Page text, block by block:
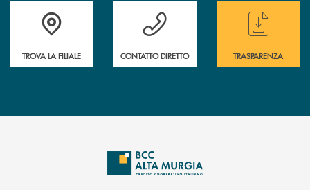
Accedi all' elenco completo delle filiali
TROVA LA FILIALE
Hai bisogno di assistenza immediata ?
CONTATTO DIRETTO
Hai bisogno di
TRASPARENZA